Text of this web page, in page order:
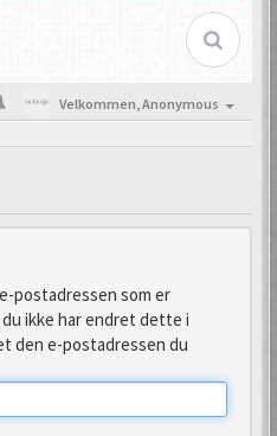
Velkommen,Anonymous
postadressen som er
ikke har endret dette i
den e-postadressen du